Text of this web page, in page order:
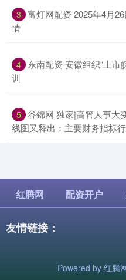
3 富灯网配资 2025年4月
情
4 东南配资 安徽组织“上市
训
5 谷锦网 独家|高管人事大
线图又释出：主要财务指标
红腾网 配资开户
友情链接：
Powered by 红腾